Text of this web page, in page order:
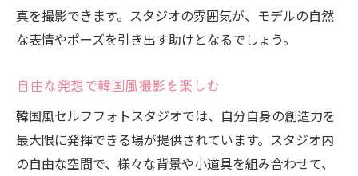
真を撮影できます。スタジオの雰囲気が、モデルの自然
な表情やポーズを引き出す助けとなるでしょう。
自由な発想で韓国風撮影を楽しむ
韓国風セルフフォトスタジオでは、自分自身の創造力を
最大限に発揮できる場が提供されています。スタジオ内
の自由な空間で、様々な背景や小道具を組み合わせて、